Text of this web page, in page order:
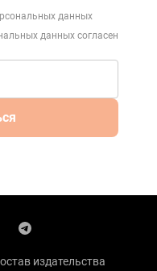
данных
данных согласен
издательства